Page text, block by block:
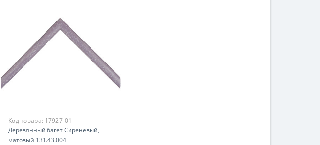
Код товара: 17927-01
Деревянный багет Сиреневый,
матовый 131.43.004